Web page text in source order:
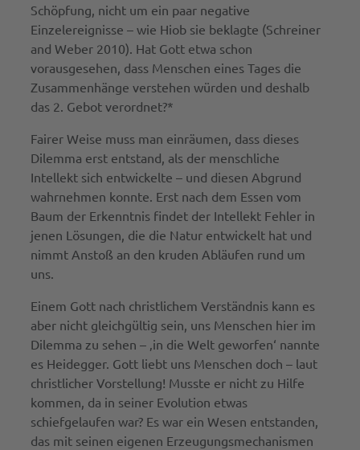
Schöpfung, nicht um ein paar negative
Einzelereignisse – wie Hiob sie beklagte (Schreiner
and Weber 2010). Hat Gott etwa schon
vorausgesehen, dass Menschen eines Tages die
Zusammenhänge verstehen würden und deshalb
das 2. Gebot verordnet?*
Fairer Weise muss man einräumen, dass dieses
Dilemma erst entstand, als der menschliche
Intellekt sich entwickelte – und diesen Abgrund
wahrnehmen konnte. Erst nach dem Essen vom
Baum der Erkenntnis findet der Intellekt Fehler in
jenen Lösungen, die die Natur entwickelt hat und
nimmt Anstoß an den kruden Abläufen rund um
uns.
Einem Gott nach christlichem Verständnis kann es
aber nicht gleichgültig sein, uns Menschen hier im
Dilemma zu sehen – ‚in die Welt geworfen‘ nannte
es Heidegger. Gott liebt uns Menschen doch – laut
christlicher Vorstellung! Musste er nicht zu Hilfe
kommen, da in seiner Evolution etwas
schiefgelaufen war? Es war ein Wesen entstanden,
das mit seinen eigenen Erzeugungsmechanismen